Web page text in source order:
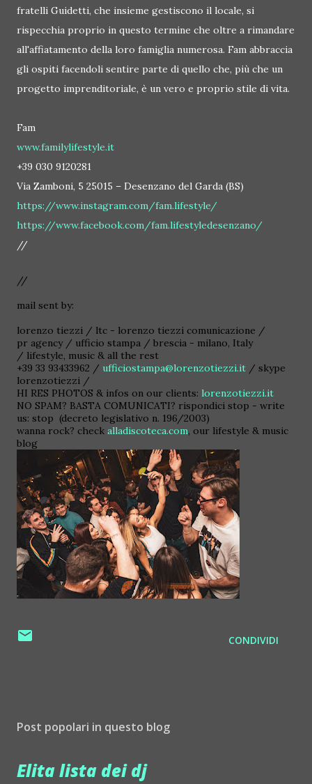
fratelli Guidetti, che insieme gestiscono il locale, si
rispecchia proprio in questo termine che oltre a rimandare
all'affiatamento della loro famiglia numerosa. Fam abbraccia
gli ospiti facendoli sentire parte di quello che, più che un
progetto imprenditoriale, è un vero e proprio stile di vita.
Fam
www.familylifestyle.it
+39 030 9120281
Via Zamboni, 5 25015 – Desenzano del Garda (BS)
https://www.instagram.com/fam.lifestyle/
https://www.facebook.com/fam.lifestyledesenzano/
//
//
mail sent by:
lorenzo tiezzi / ltc - lorenzo tiezzi comunicazione /
pr agency / ufficio stampa / brescia - milano, Italy
/ lifestyle, music & all the rest
+39 33 93433962 / ufficiostampa@lorenzotiezzi.it / skype
lorenzotiezzi /
HI RES PHOTOS & infos on our clients: lorenzotiezzi.it
NO SPAM? BASTA COMUNICATI? rispondici stop - write
us: stop (decreto legislativo n. 196/2003)
wanna rock? check alladiscoteca.com, our lifestyle & music
blog
CONDIVIDI
Post popolari in questo blog
Elita lista dei dj